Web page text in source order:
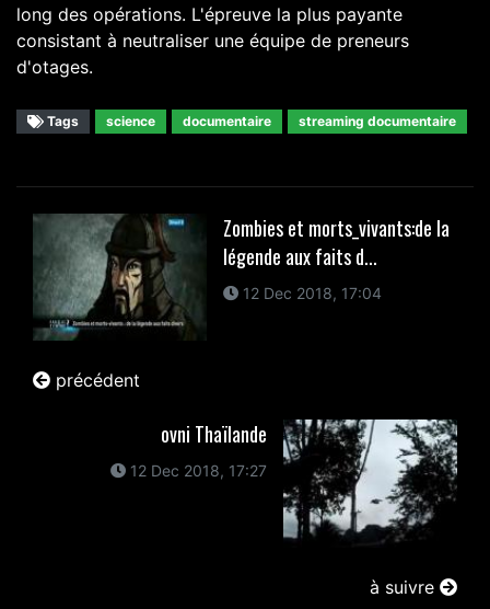
long des opérations. L'épreuve la plus payante
consistant à neutraliser une équipe de preneurs
d'otages.
Tags science documentaire streaming documentaire
Zombies et morts_vivants:de la
légende aux faits d...
12 Dec 2018, 17:04
précédent
ovni Thaïlande
12 Dec 2018, 17:27
à suivre